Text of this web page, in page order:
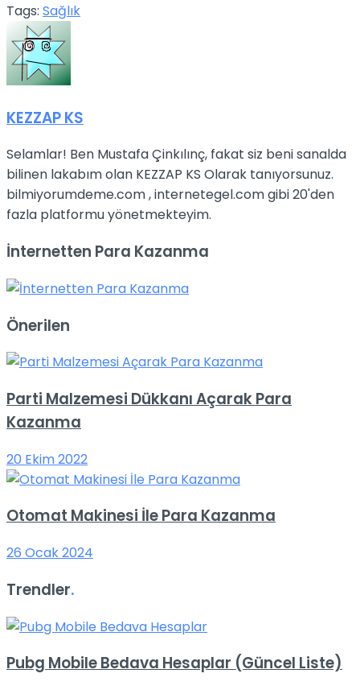
Tags: Sağlık
KEZZAP KS
Selamlar! Ben Mustafa Çinkılınç, fakat siz beni sanalda
bilinen lakabım olan KEZZAP KS Olarak tanıyorsunuz.
bilmiyorumdeme.com , internetegel.com gibi 20'den
fazla platformu yönetmekteyim.
İnternetten Para Kazanma
Önerilen
Parti Malzemesi Dükkanı Açarak Para
Kazanma
20 Ekim 2022
Otomat Makinesi İle Para Kazanma
26 Ocak 2024
Trendler.
Pubg Mobile Bedava Hesaplar (Güncel Liste)